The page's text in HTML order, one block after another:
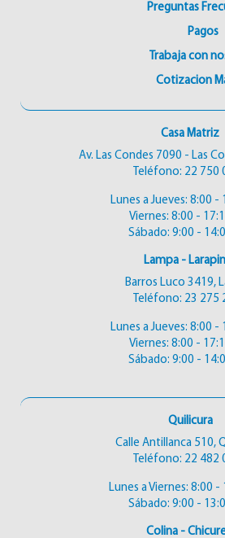
Preguntas
Pagos
Trabaja con
Cotizacion
Casa Matriz
Av. Las Condes 7090 - Las
Teléfono: 22 750
Lunes a Jueves: 8:00 -
Viernes: 8:00 -
Sábado: 9:00 -
Lampa -
Barros Luco 3419,
Teléfono: 23 275
Lunes a Jueves: 8:00 -
Viernes: 8:00 -
Sábado: 9:00 -
Quilicura
Calle Antillanca 510,
Teléfono: 22 482
Lunes a Viernes: 8:00 -
Sábado: 9:00 -
Colina -